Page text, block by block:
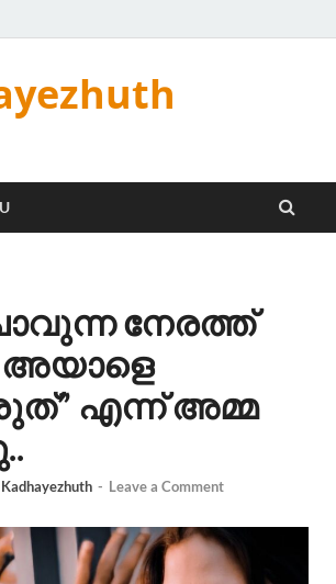
നേരത്ത്
എന്ന് അമ്മ
Kadhayezhuth - Leave a Comment